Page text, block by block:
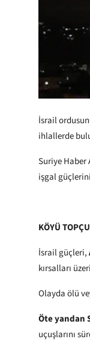
İsrail
ihlallerde
Suriye Haber
işgal
KÖYÜ
İsrail güçleri,
kırsalları
Olayda ölü
Öte yandan
uçuşlarını